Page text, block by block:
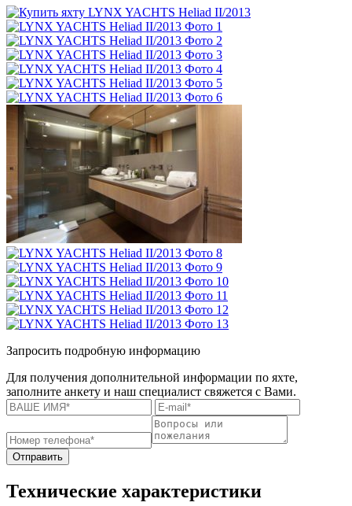
Запросить подробную информацию
Для получения дополнительной информации по яхте,
заполните анкету и наш специалист свяжется с Вами.
Отправить
Технические характеристики